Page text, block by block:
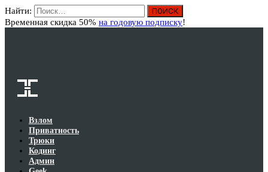
Найти:
Временная скидка 50% на годовую подписку!
Взлом
Приватность
Трюки
Кодинг
Админ